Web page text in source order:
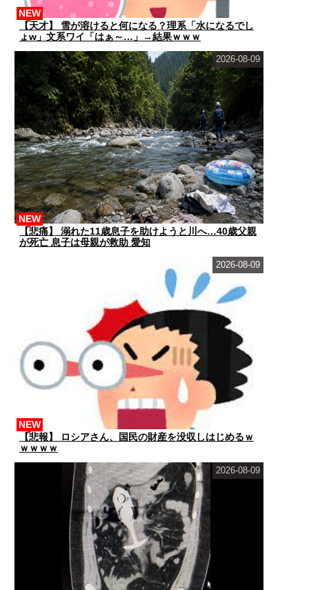
【天才】 雪が溶けると何になる？理系「水になるでし
ょw」文系ワイ「はぁ～…」→結果ｗｗｗ
NEW
【悲痛】 溺れた11歳息子を助けようと川へ…40歳父親
が死亡 息子は母親が救助 愛知
NEW
2026-08-09
【悲報】 ロシアさん、国民の財産を没収しはじめるｗ
ｗｗｗｗ
NEW
2026-08-09
2026-08-09